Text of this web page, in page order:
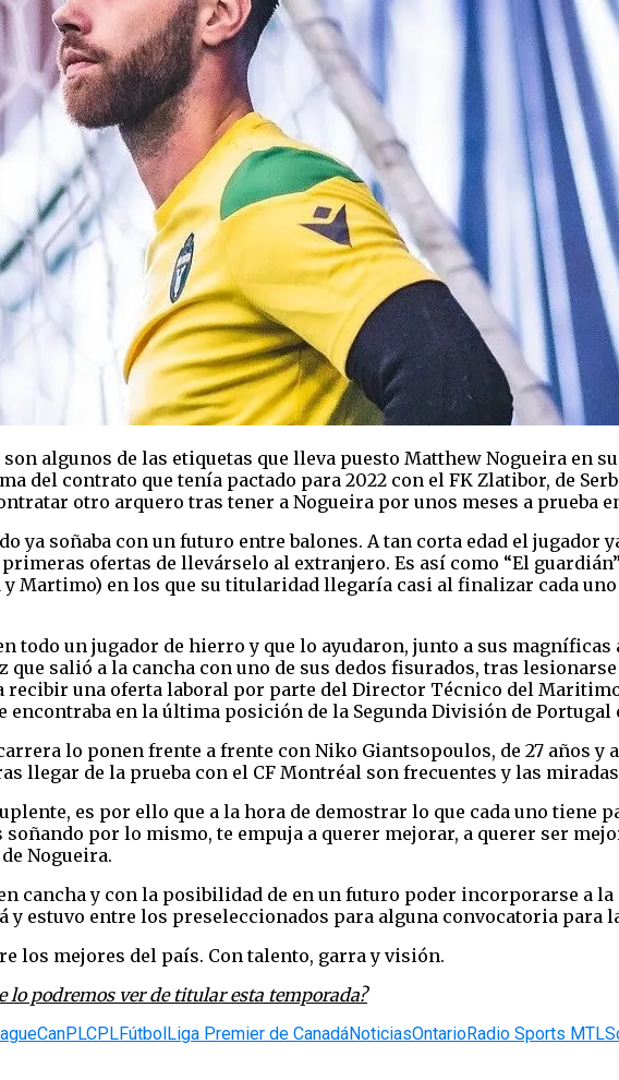
algunos de las etiquetas que lleva puesto Matthew Nogueira en
del contrato que tenía pactado para 2022 con el FK Zlatibor, de
otro arquero tras tener a Nogueira por unos meses a prueba
ya soñaba con un futuro entre balones. A tan corta edad el jugador
ofertas de llevárselo al extranjero. Es así como “El
y Martimo) en los que su titularidad llegaría casi al finalizar cada
un jugador de hierro y que lo ayudaron, junto a sus
salió a la cancha con uno de sus dedos fisurados, tras
recibir una oferta laboral por parte del Director Técnico del
encontraba en la última posición de la Segunda División de Portugal
lo ponen frente a frente con Niko Giantsopoulos, de 27 años
llegar de la prueba con el CF Montréal son frecuentes y las
es por ello que a la hora de demostrar lo que cada uno tiene
soñando por lo mismo, te empuja a querer mejorar, a querer ser
Nogueira.
cancha y con la posibilidad de en un futuro poder incorporarse a
y estuvo entre los preseleccionados para alguna convocatoria para
los mejores del país. Con talento, garra y visión.
lo podremos ver de titular esta temporada?
CanPLCPLFútbol Liga Premier de CanadáNoticiasOntarioRadio Sports MTL